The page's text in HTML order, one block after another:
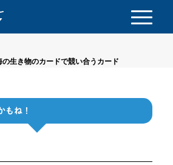
の生き物のカードで競い合うカード
もね！